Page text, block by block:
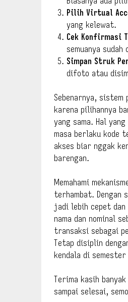
Pilih Virtual
yang kelewat.
Cek Konfirmasi
semuanya
Simpan Struk
difoto atau
Sebenarnya, sistem
karena pilihannya
yang sama. Hal
masa berlaku kode
akses biar nggak
barengan.
Memahami
terhambat.
jadi lebih cepet
nama dan nominal
transaksi sebagai
Tetap disiplin
kendala di
Terima kasih
sampai selesai,